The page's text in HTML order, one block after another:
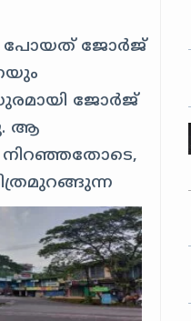
പോയത് ജോർജ്
ജോർജ്
ആ
നിറഞ്ഞതോടെ,